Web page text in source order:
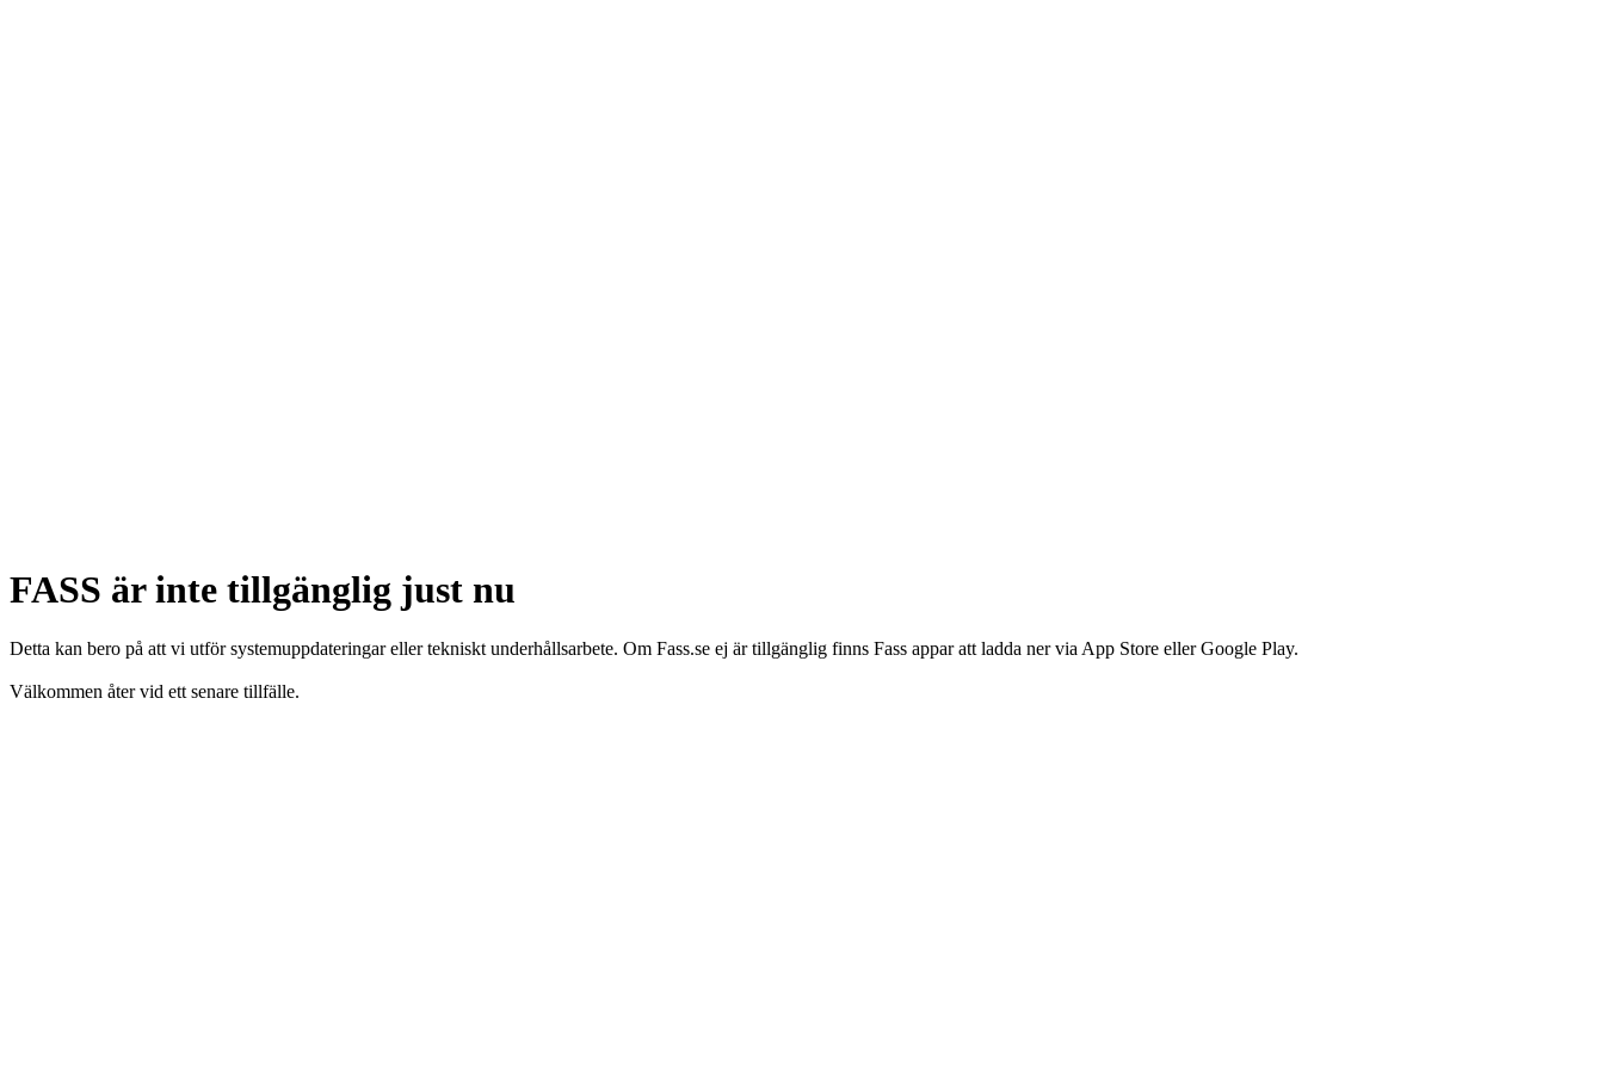
FASS är inte tillgänglig just nu
Detta kan bero på att vi utför systemuppdateringar eller tekniskt underhållsarbete. Om Fass.se ej är tillgänglig finns Fass appar att ladda ner via App Store eller Google Play.
Välkommen åter vid ett senare tillfälle.